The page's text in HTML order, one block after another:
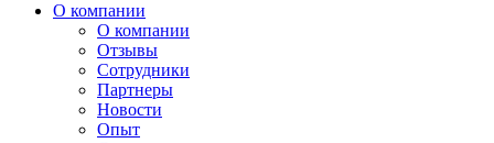
О компании
О компании
Отзывы
Сотрудники
Партнеры
Новости
Опыт